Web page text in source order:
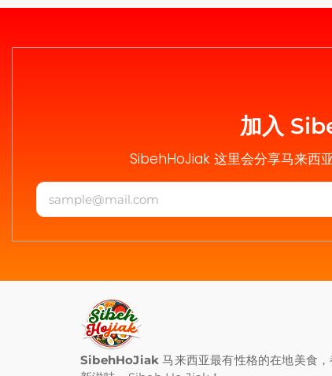
加入
SibehHoJiak 这里会分享马来西
SibehHoJiak 马来西亚最有性格的在地美食